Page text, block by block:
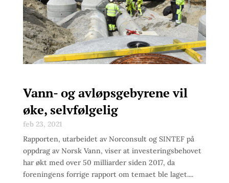
Vann- og avløpsgebyrene vil
øke, selvfølgelig
feb 23, 2021
Rapporten, utarbeidet av Norconsult og SINTEF på
oppdrag av Norsk Vann, viser at investeringsbehovet
har økt med over 50 milliarder siden 2017, da
foreningens forrige rapport om temaet ble laget....